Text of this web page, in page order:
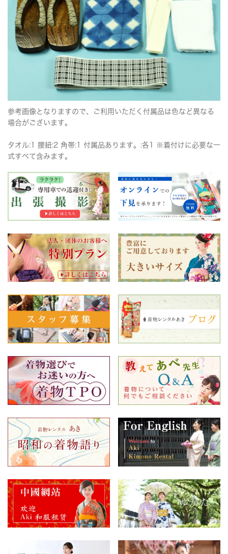
参考画像となりますので、ご利用いただく付属品は色など異なる
場合がございます。
タオル:1 腰紐:2 角帯:1 付属品あります。:各1 ※着付けに必要な一
式すべて含みます。